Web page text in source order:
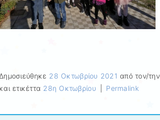
Δημοσιεύθηκε 28 Οκτωβρίου 2021 από τον/την
και ετικέττα 28η Οκτωβρίου Permalink